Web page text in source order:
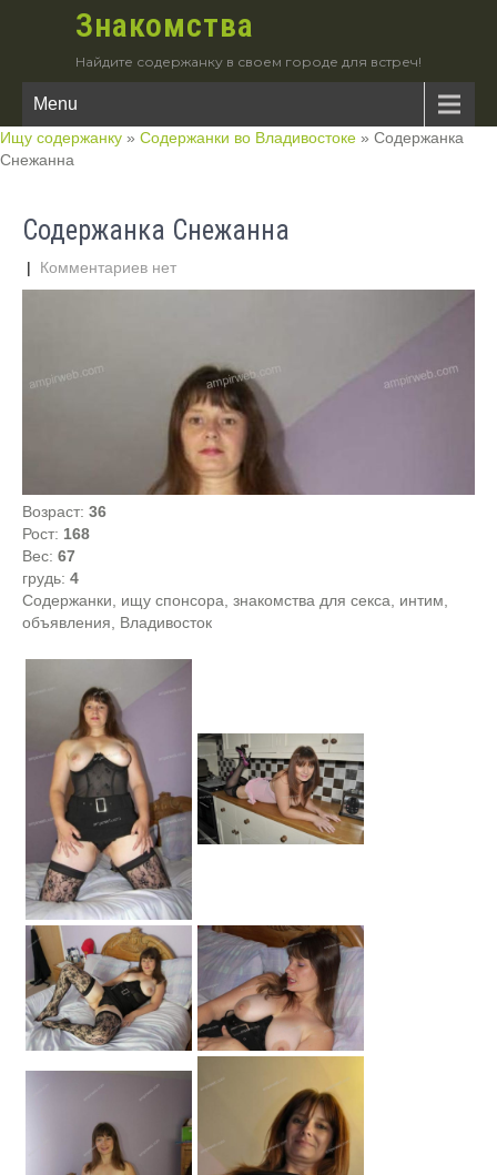
Знакомства
Найдите содержанку в своем городе для встреч!
Menu
Ищу содержанку » Содержанки во Владивостоке » Содержанка
Снежанна
Содержанка Снежанна
| Комментариев нет
Возраст: 36
Рост: 168
Вес: 67
грудь: 4
Содержанки, ищу спонсора, знакомства для секса, интим,
объявления, Владивосток